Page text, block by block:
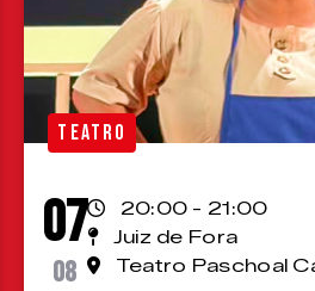
TEATRO
07
08
20:00 - 21:00
Juiz de Fora
Teatro Paschoal